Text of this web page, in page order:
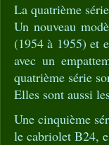
La quatrième
Un nouveau
(1954 à 1955) et
avec un
quatrième série
Elles sont aussi
Une cinquième
le cabriolet B24,